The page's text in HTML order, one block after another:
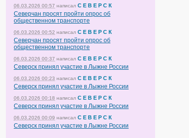
06.03.2026 00:57 написал С Е В Е Р С К
Северчан просят пройти опрос об
общественном транспорте
06.03.2026 00:52 написал С Е В Е Р С К
Северчан просят пройти опрос об
общественном транспорте
06.03.2026 00:37 написал С Е В Е Р С К
Северск принял участие в Лыжне России
06.03.2026 00:23 написал С Е В Е Р С К
Северск принял участие в Лыжне России
06.03.2026 00:18 написал С Е В Е Р С К
Северск принял участие в Лыжне России
06.03.2026 00:09 написал С Е В Е Р С К
Северск принял участие в Лыжне России